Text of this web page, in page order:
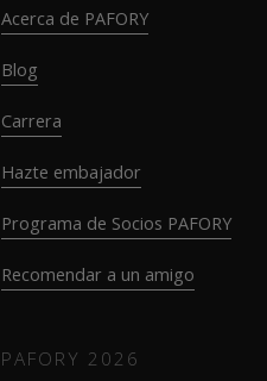
Acerca de PAFORY
Blog
Carrera
Hazte embajador
Programa de Socios PAFORY
Recomendar a un amigo
PAFORY 2026